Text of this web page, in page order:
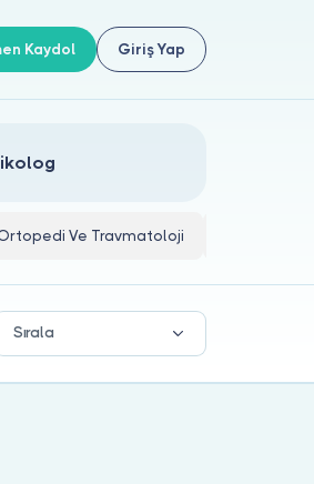
Kaydol Giriş Yap
Ve Travmatoloji
Sırala